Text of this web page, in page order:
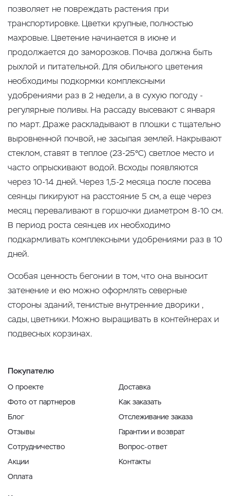
позволяет не повреждать растения при
транспортировке. Цветки крупные, полностью
махровые. Цветение начинается в июне и
продолжается до заморозков. Почва должна быть
рыхлой и питательной. Для обильного цветения
необходимы подкормки комплексными
удобрениями раз в 2 недели, а в сухую погоду -
регулярные поливы. На рассаду высевают с января
по март. Драже раскладывают в плошки с тщательно
выровненной почвой, не засыпая землей. Накрывают
стеклом, ставят в теплое (23-25°С) светлое место и
часто опрыскивают водой. Всходы появляются
через 10-14 дней. Через 1,5-2 месяца после посева
сеянцы пикируют на расстояние 5 см, а еще через
месяц переваливают в горшочки диаметром 8-10 см.
В период роста сеянцев их необходимо
подкармливать комплексными удобрениями раз в 10
дней.
Особая ценность бегонии в том, что она выносит
затенение и ею можно оформлять северные
стороны зданий, тенистые внутренние дворики ,
сады, цветники. Можно выращивать в контейнерах и
подвесных корзинах.
Покупателю
О проекте
Фото от партнеров
Блог
Отзывы
Сотрудничество
Акции
Оплата
Доставка
Как заказать
Отслеживание заказа
Гарантии и возврат
Вопрос-ответ
Контакты